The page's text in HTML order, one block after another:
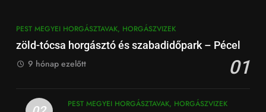
PEST MEGYEI HORGÁSZTAVAK, HORGÁSZVIZEK
zöld-tócsa horgásztó és szabadidőpark – Pécel
01
9 hónap ezelőtt
PEST MEGYEI HORGÁSZTAVAK, HORGÁSZVIZEK